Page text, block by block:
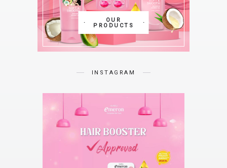
OUR
PRODUCTS
INSTAGRAM